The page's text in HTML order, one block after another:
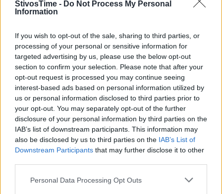
StivosTime - Do Not Process My Personal
Information
If you wish to opt-out of the sale, sharing to third parties, or
processing of your personal or sensitive information for
targeted advertising by us, please use the below opt-out
section to confirm your selection. Please note that after your
opt-out request is processed you may continue seeing
interest-based ads based on personal information utilized by
us or personal information disclosed to third parties prior to
your opt-out. You may separately opt-out of the further
disclosure of your personal information by third parties on the
IAB’s list of downstream participants. This information may
also be disclosed by us to third parties on the IAB’s List of
Downstream Participants that may further disclose it to other
Personal Data Processing Opt Outs
A+ A- A±
Εγγραφείτε στο Stivostime των